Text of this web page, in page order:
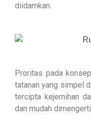
diidamkan.
Proritas pada
tatanan yang simpel
tercipta kejernihan
dan mudah dimengerti.